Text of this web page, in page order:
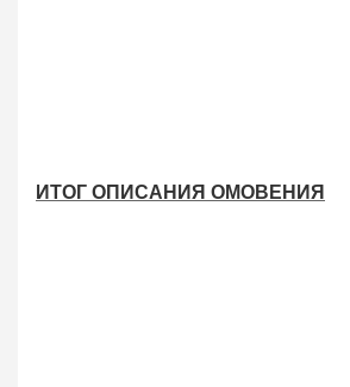
ИТОГ ОПИСАНИЯ ОМОВЕНИЯ